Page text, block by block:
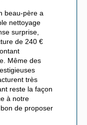
beau-père a
nettoyage
surprise,
de 240 €
Même des
très
reste la façon
à notre
de proposer